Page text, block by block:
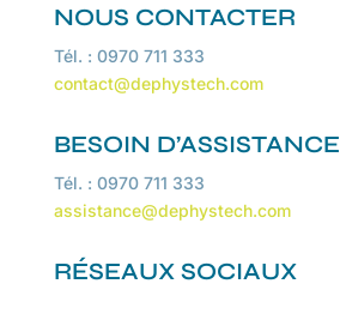
NOUS CONTACTER
Tél. : 0970 711 333
contact@dephystech.com
BESOIN D’ASSISTANCE
Tél. : 0970 711 333
assistance@dephystech.com
RÉSEAUX SOCIAUX